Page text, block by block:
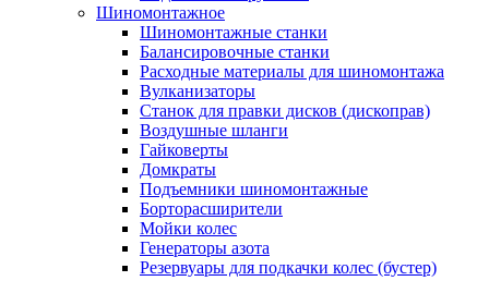
Шиномонтажное
Шиномонтажные станки
Балансировочные станки
Расходные материалы для шиномонтажа
Вулканизаторы
Станок для правки дисков (дископрав)
Воздушные шланги
Гайковерты
Домкраты
Подъемники шиномонтажные
Борторасширители
Мойки колес
Генераторы азота
Резервуары для подкачки колес (бустер)